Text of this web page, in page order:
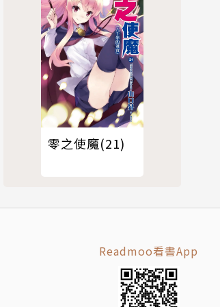
零之使魔(21)
Readmoo看書App